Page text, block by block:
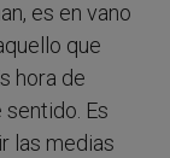
es en vano
que
hora de
Es
las medias